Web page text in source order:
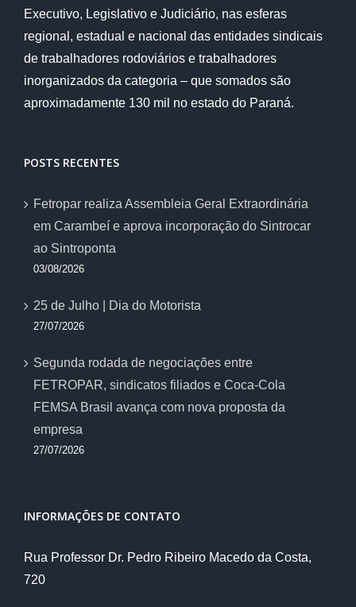
Executivo, Legislativo e Judiciário, nas esferas
regional, estadual e nacional das entidades sindicais
de trabalhadores rodoviários e trabalhadores
inorganizados da categoria – que somados são
aproximadamente 130 mil no estado do Paraná.
POSTS RECENTES
Fetropar realiza Assembleia Geral Extraordinária
em Carambeí e aprova incorporação do Sintrocar
ao Sintroponta
03/08/2026
25 de Julho | Dia do Motorista
27/07/2026
Segunda rodada de negociações entre
FETROPAR, sindicatos filiados e Coca-Cola
FEMSA Brasil avança com nova proposta da
empresa
27/07/2026
INFORMAÇÕES DE CONTATO
Rua Professor Dr. Pedro Ribeiro Macedo da Costa,
720